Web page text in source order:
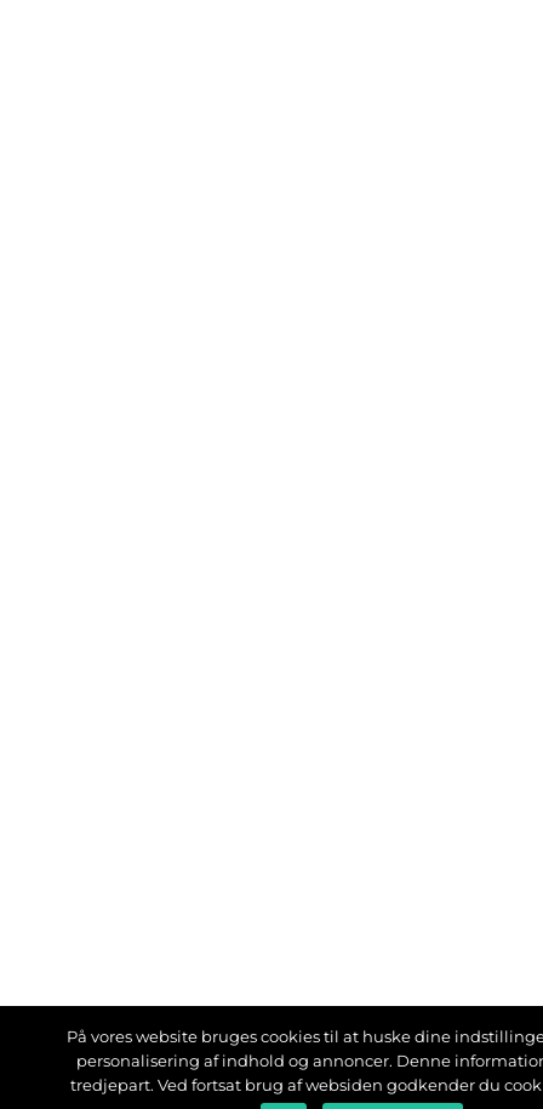
På vores website bruges cookies til at huske dine
personalisering af indhold og annoncer. Denne
tredjepart. Ved fortsat brug af websiden godkender du